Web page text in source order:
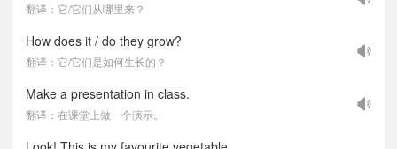
翻译：它/它们从哪里来？
How does it / do they grow?
翻译：它/它们是如何生长的？
Make a presentation in class.
翻译：在课堂上做一个演示。